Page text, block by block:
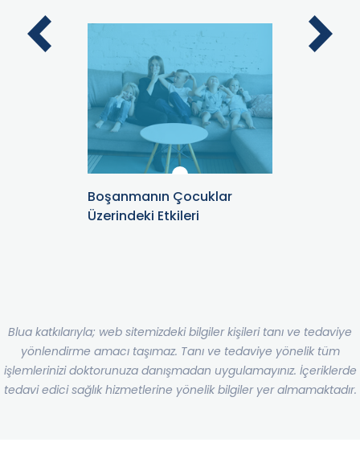
Boşanmanın Çocuklar
Üzerindeki Etkileri
Blua katkılarıyla; web sitemizdeki bilgiler kişileri tanı ve tedaviye
yönlendirme amacı taşımaz. Tanı ve tedaviye yönelik tüm
işlemlerinizi doktorunuza danışmadan uygulamayınız. İçeriklerde
tedavi edici sağlık hizmetlerine yönelik bilgiler yer almamaktadır.